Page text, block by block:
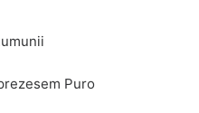
Puro